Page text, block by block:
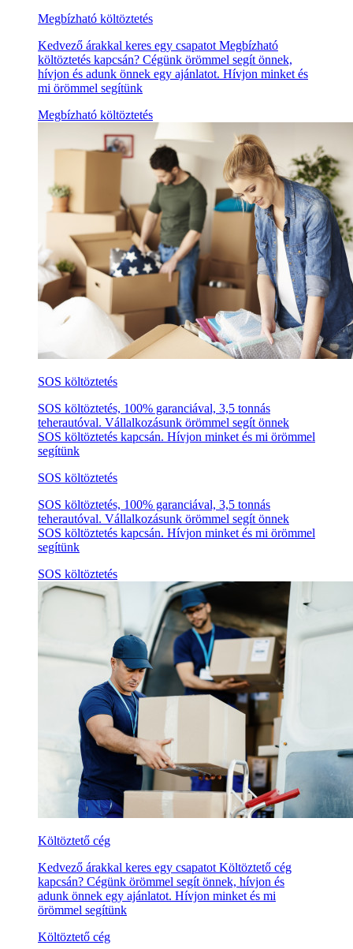
Megbízható költöztetés
Kedvező árakkal keres egy csapatot Megbízható
költöztetés kapcsán? Cégünk örömmel segít önnek,
hívjon és adunk önnek egy ajánlatot. Hívjon minket és
mi örömmel segítünk
Megbízható költöztetés
SOS költöztetés
SOS költöztetés, 100% garanciával, 3,5 tonnás
teherautóval. Vállalkozásunk örömmel segít önnek
SOS költöztetés kapcsán. Hívjon minket és mi örömmel
segítünk
SOS költöztetés
SOS költöztetés, 100% garanciával, 3,5 tonnás
teherautóval. Vállalkozásunk örömmel segít önnek
SOS költöztetés kapcsán. Hívjon minket és mi örömmel
segítünk
SOS költöztetés
Költöztető cég
Kedvező árakkal keres egy csapatot Költöztető cég
kapcsán? Cégünk örömmel segít önnek, hívjon és
adunk önnek egy ajánlatot. Hívjon minket és mi
örömmel segítünk
Költöztető cég